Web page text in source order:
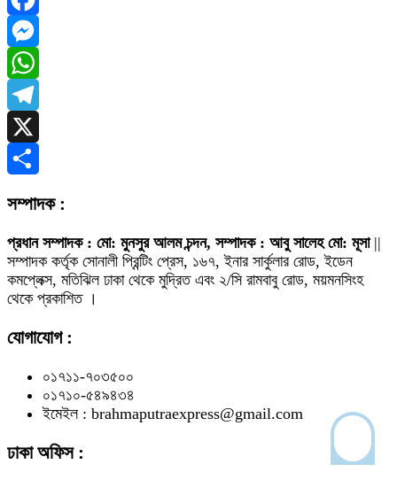
Facebook
Messenger
WhatsApp
Telegram
X
সম্পাদক :
প্রধান সম্পাদক : মো: মুনসুর আলম চন্দন, সম্পাদক : আবু সালেহ মো: মূসা||
সম্পাদক কর্তৃক সোনালী প্রিন্টিং প্রেস, ১৬৭, ইনার সার্কুলার রোড, ইডেন
কমপ্লেক্স, মতিঝিল ঢাকা থেকে মুদ্রিত এবং ২/সি রামবাবু রোড, ময়মনসিংহ
থেকে প্রকাশিত ।
যোগাযোগ :
০১৭১১-৭০৩৫০০
০১৭১০-৫৪৯৪৩৪
ইমেইল : brahmaputraexpress@gmail.com
ঢাকা অফিস :